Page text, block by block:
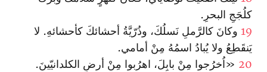
كلُجَجِ البحرِ.
19 وكانَ كالرَّملِ نَسلُكَ، وذُرّيَّةُ أحشائكَ كأحشائهِ. لا
يَنقَطِعُ ولا يُبادُ اسمُهُ مِنْ أمامي.
20 «اُخرُجوا مِنْ بابِلَ، اهرُبوا مِنْ أرضِ الكلدانيّينَ.